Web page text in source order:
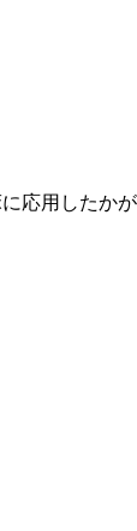
応用したかが